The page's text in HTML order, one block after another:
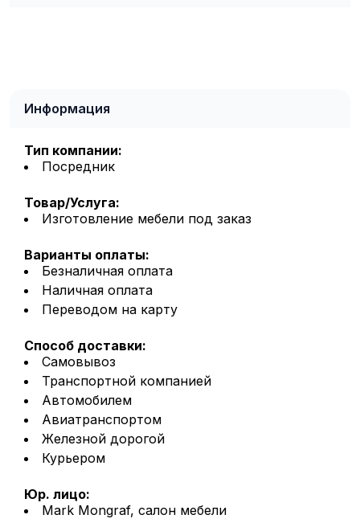
Информация
Тип компании:
Посредник
Товар/Услуга:
Изготовление мебели под заказ
Варианты оплаты:
Безналичная оплата
Наличная оплата
Переводом на карту
Способ доставки:
Самовывоз
Транспортной компанией
Автомобилем
Авиатранспортом
Железной дорогой
Курьером
Юр. лицо:
Mark Mongraf, салон мебели